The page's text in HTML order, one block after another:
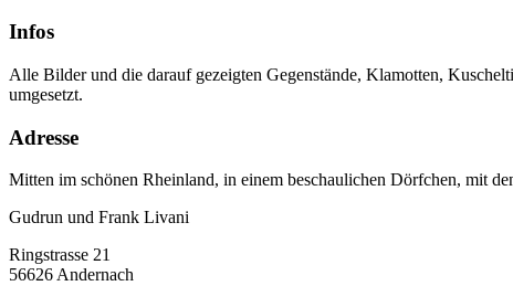
Infos
Alle Bilder und die darauf gezeigten Gegenstände, Klamotten,
umgesetzt.
Adresse
Mitten im schönen Rheinland, in einem beschaulichen Dörfchen, mit
Gudrun und Frank Livani
Ringstrasse 21
56626 Andernach